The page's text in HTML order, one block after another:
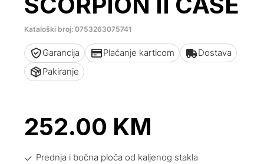
Kataloški broj: 0753263075741
Garancija Plaćanje karticom
Dostava
Pakiranje
252.00 KM
Prednja i bočna ploča od kaljenog stakla